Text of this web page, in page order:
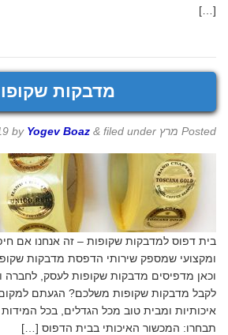
[…]
מדבקות
Posted מרץ 31st, 2019 by Yogev Boaz & filed under
בית דפוס למדבקות שקופות – זה אנחנו אם
ומקצועי שמספק שירותי הדפסת מדבקות
וכאן מדפיסים מדבקות שקופות לעסק, לחברה
לקבל מדבקות שקופות משלכם? הגעתם למקום
איכותיות ומבית טוב מכל הגדלים, בכל
תבחרו: המכשור האיכותי בבית הדפוס […]